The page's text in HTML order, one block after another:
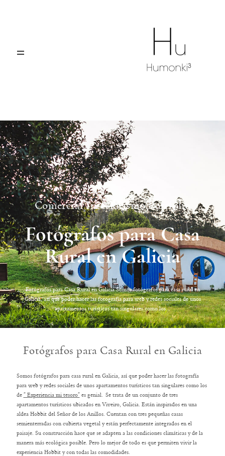
ComercialInteriorismoPortfolio
Fotógrafos para Casa
Rural en Galicia
Fotógrafos para Casa Rural en Galicia Somos fotógrafos para casa rural en
Galicia, así que poder hacer las fotografía para web y redes sociales de unos
apartamentos turísticos tan singulares como los...
F
Fotógrafos para Casa Rural en Galicia
Somos fotógrafos para casa rural en Galicia, así que poder hacer las fotografía
para web y redes sociales de unos apartamentos turísticos tan singulares como los
de ” Experiencia mi tesoro”es genial. Se trata de un conjunto de tres
apartamentos turísticos ubicados en Viveiro, Galicia. Están inspirados en una
aldea Hobbit del Señor de los Anillos. Cuentan con tres pequeñas casas
semienterradas con cubierta vegetal y están perfectamente integrados en el
paisaje. Su construcción hace que se adapten a las condiciones climáticas y de la
manera más ecológica posible. Pero lo mejor de todo es que permiten vivir la
experiencia Hobbit y con todas las comodidades.
El elemento Hu
Blog
Contáctanos
VIGO, A CORUÑA, SANTIAGO,
OURENSE
ADVERTISING PHOTOGRAPHERS
GALICIA
HOLA@HUMONKI.COM